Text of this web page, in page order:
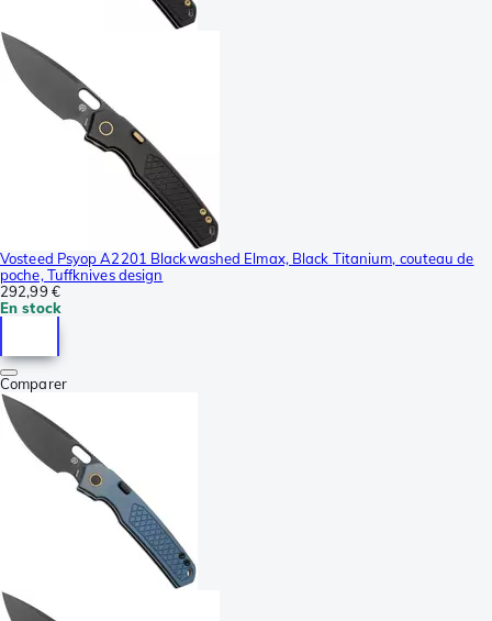
Vosteed Psyop A2201 Blackwashed Elmax, Black Titanium, couteau de
poche, Tuffknives design
292,99 €
En stock
Comparer